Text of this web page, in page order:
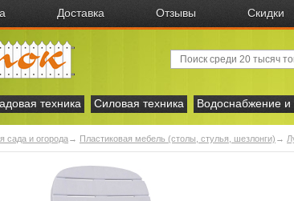
Доставка Отзывы Скидки
техника Силовая техника Водоснабжение и
сада и огорода→ Пластиковая мебель (столы, стулья, шезлонги) →